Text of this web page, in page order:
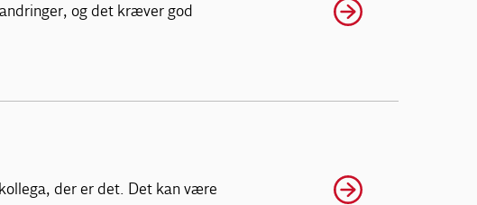
og det kræver god
der er det. Det kan være